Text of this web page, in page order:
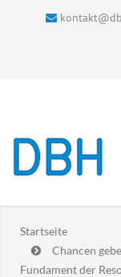
Startseite
Chancen
Fundament der